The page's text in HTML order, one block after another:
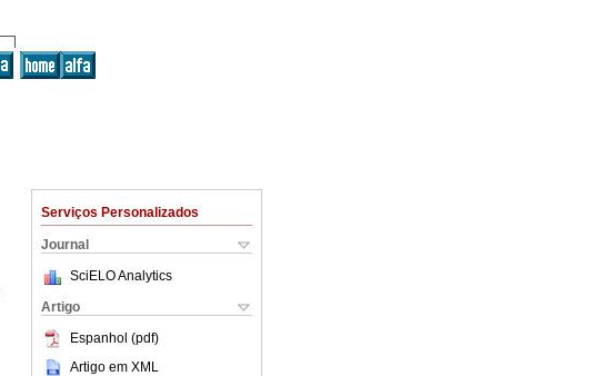
Serviços Personalizados
Journal
SciELO Analytics
Artigo
Espanhol (pdf)
Artigo em XML